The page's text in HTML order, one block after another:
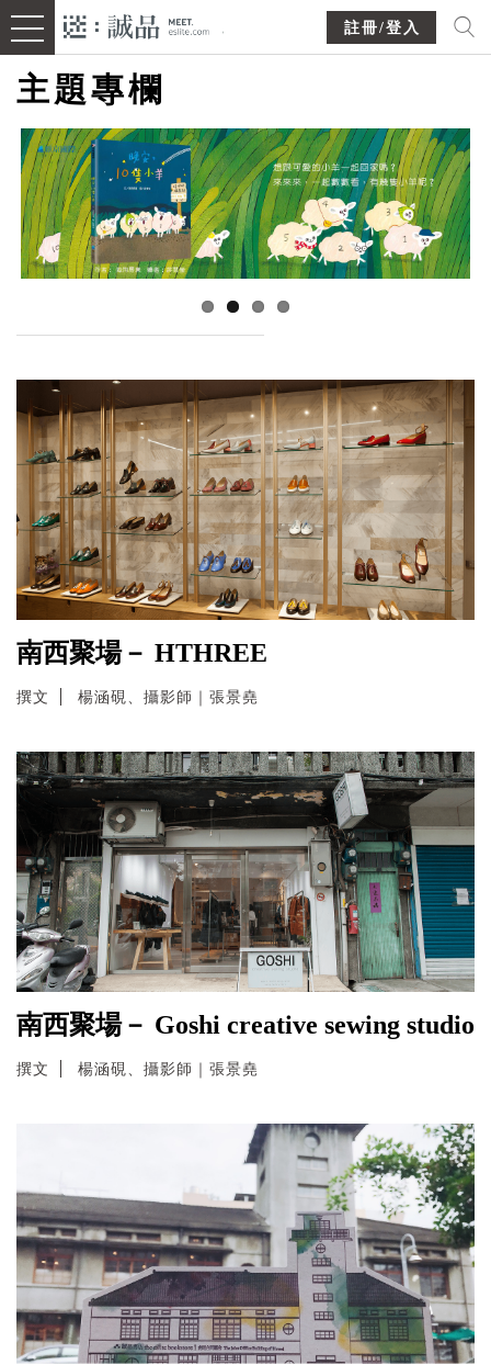
註冊/登入
主題專欄
南西聚場－ HTHREE
撰文 楊涵硯、攝影師｜張景堯
南西聚場－ Goshi creative sewing studio
撰文 楊涵硯、攝影師｜張景堯